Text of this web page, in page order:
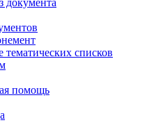
документа
тематических списков
помощь